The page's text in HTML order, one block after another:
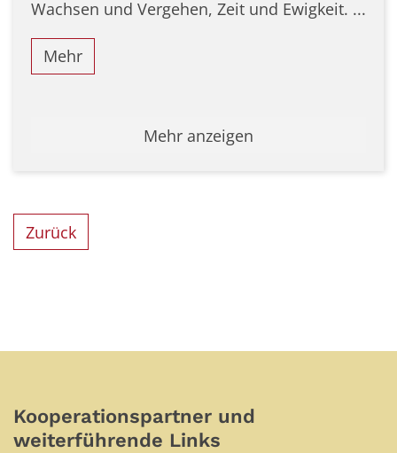
Wachsen und Vergehen, Zeit und Ewigkeit. ...
Mehr
Mehr anzeigen
Zurück
Kooperationspartner und
weiterführende Links